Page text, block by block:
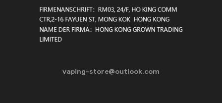
vaping-store@outlook.com